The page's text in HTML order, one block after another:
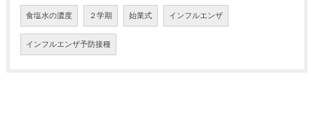
食塩水の濃度 ２学期 始業式 インフルエンザ
インフルエンザ予防接種